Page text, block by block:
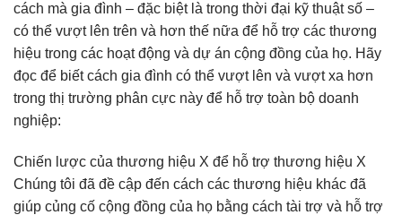
cách mà gia đình – đặc biệt là trong thời đại kỹ thuật số –
có thể vượt lên trên và hơn thế nữa để hỗ trợ các thương
hiệu trong các hoạt động và dự án cộng đồng của họ. Hãy
đọc để biết cách gia đình có thể vượt lên và vượt xa hơn
trong thị trường phân cực này để hỗ trợ toàn bộ doanh
nghiệp:
Chiến lược của thương hiệu X để hỗ trợ thương hiệu X
Chúng tôi đã đề cập đến cách các thương hiệu khác đã
giúp củng cố cộng đồng của họ bằng cách tài trợ và hỗ trợ